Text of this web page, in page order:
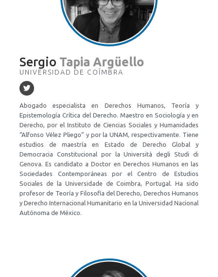
Sergio Tapia Argüello
UNIVERSIDAD DE COÍMBRA
Abogado especialista en Derechos Humanos, Teoría y
Epistemología Crítica del Derecho. Maestro en Sociología y en
Derecho, por el Instituto de Ciencias Sociales y Humanidades
“Alfonso Vélez Pliego” y por la UNAM, respectivamente. Tiene
estudios de maestría en Estado de Derecho Global y
Democracia Constitucional por la Università degli Studi di
Genova. Es candidato a Doctor en Derechos Humanos en las
Sociedades Contemporáneas por el Centro de Estudios
Sociales de la Universidade de Coimbra, Portugal. Ha sido
profesor de Teoría y Filosofía del Derecho, Derechos Humanos
y Derecho Internacional Humanitario en la Universidad Nacional
Autónoma de México.